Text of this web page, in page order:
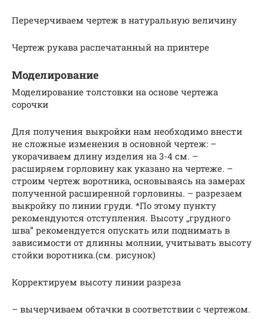
Перечерчиваем чертеж в натуральную величину
Чертеж рукава распечатанный на принтере
Моделирование
Моделирование толстовки на основе чертежа
сорочки
Для получения выкройки нам необходимо внести
не сложные изменения в основной чертеж: –
укорачиваем длину изделия на 3-4 см. –
расширяем горловину как указано на чертеже. –
строим чертеж воротника, основываясь на замерах
полученной расширенной горловины. – разрезаем
выкройку по линии груди. *По этому пункту
рекомендуются отступления. Высоту „грудного
шва” рекомендуется опускать или поднимать в
зависимости от длинны молнии, учитывать высоту
стойки воротника.(см. рисунок)
Корректируем высоту линии разреза
– вычерчиваем обтачки в соответствии с чертежом.